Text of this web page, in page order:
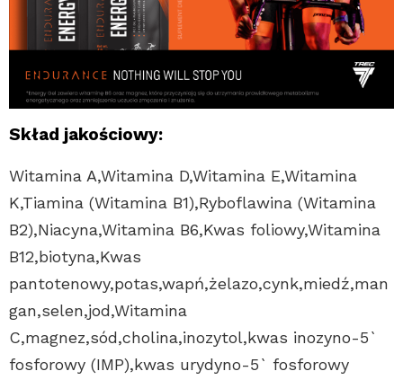
Skład jakościowy:
Witamina A,Witamina D,Witamina E,Witamina
K,Tiamina (Witamina B1),Ryboflawina (Witamina
B2),Niacyna,Witamina B6,Kwas foliowy,Witamina
B12,biotyna,Kwas
pantotenowy,potas,wapń,żelazo,cynk,miedź,man
gan,selen,jod,Witamina
C,magnez,sód,cholina,inozytol,kwas inozyno-5`
fosforowy (IMP),kwas urydyno-5` fosforowy